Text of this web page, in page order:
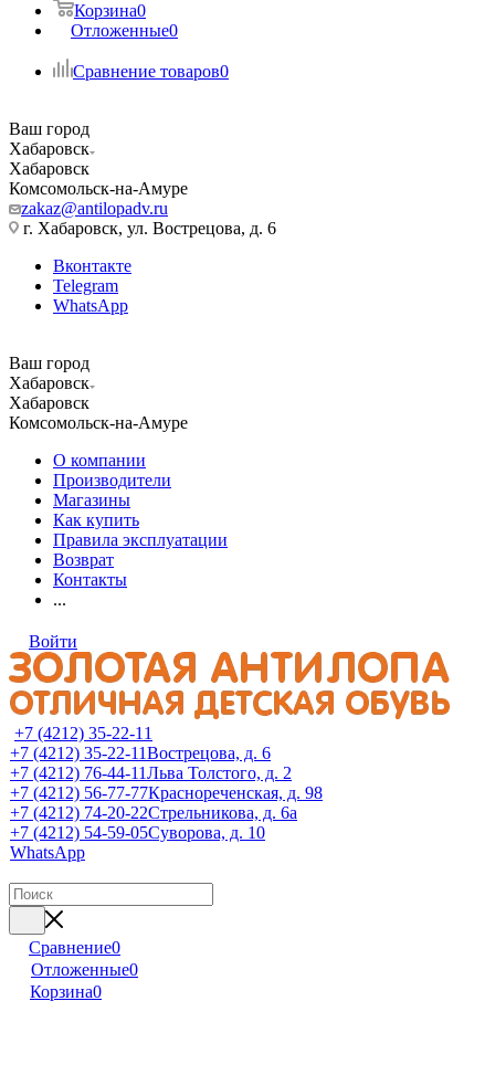
Корзина0
Отложенные0
Сравнение товаров0
Ваш город
Хабаровск
Хабаровск
Комсомольск-на-Амуре
zakaz@antilopadv.ru
г. Хабаровск, ул. Вострецова, д. 6
Вконтакте
Telegram
WhatsApp
Ваш город
Хабаровск
Хабаровск
Комсомольск-на-Амуре
О компании
Производители
Магазины
Как купить
Правила эксплуатации
Возврат
Контакты
...
Войти
+7 (4212) 35-22-11
+7 (4212) 35-22-11Вострецова, д. 6
+7 (4212) 76-44-11Льва Толстого, д. 2
+7 (4212) 56-77-77Краснореченская, д. 98
+7 (4212) 74-20-22Стрельникова, д. 6а
+7 (4212) 54-59-05Суворова, д. 10
WhatsApp
Сравнение0
Отложенные0
Корзина0